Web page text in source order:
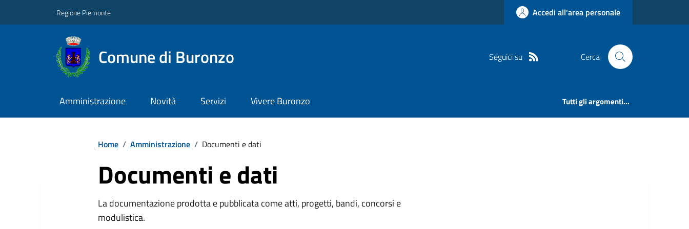
Regione Piemonte Accedi all'area personale
Comune di Buronzo Seguici su Cerca
Amministrazione Novità Servizi Vivere Buronzo Tutti gli argomenti...
Home / Amministrazione / Documenti e dati
Documenti e dati
La documentazione prodotta e pubblicata come atti, progetti, bandi, concorsi e
modulistica.